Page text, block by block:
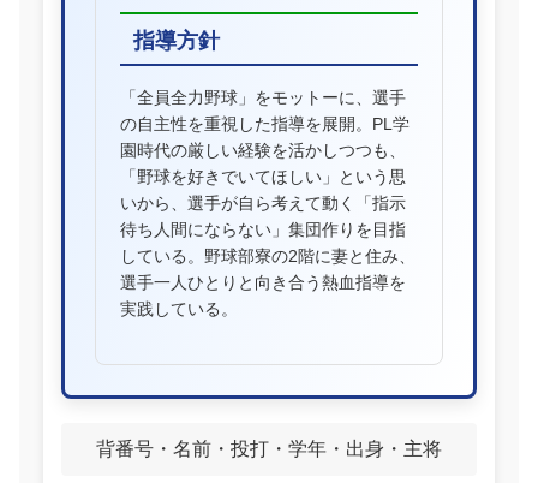
指導方針
「全員全力野球」をモットーに、選手
の自主性を重視した指導を展開。PL学
園時代の厳しい経験を活かしつつも、
「野球を好きでいてほしい」という思
いから、選手が自ら考えて動く「指示
待ち人間にならない」集団作りを目指
している。野球部寮の2階に妻と住み、
選手一人ひとりと向き合う熱血指導を
実践している。
背番号・名前・投打・学年・出身・主将